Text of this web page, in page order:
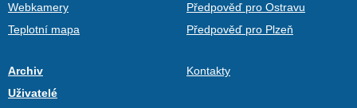
Webkamery
Teplotní mapa
Předpověď pro Ostravu
Předpověď pro Plzeň
Archiv
Uživatelé
Kontakty